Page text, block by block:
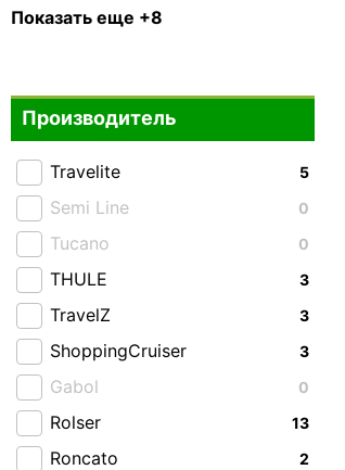
от 110 до 120 литров
от 150 до 160 литров
Показать еще +8
Производитель
5
Travelite
0
Semi Line
0
Tucano
3
THULE
3
TravelZ
3
ShoppingCruiser
0
Gabol
13
Rolser
2
Roncato